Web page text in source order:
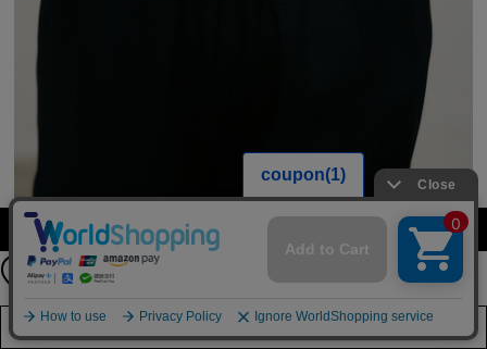
カラー・サイズを選択する
店舗在庫を見る
【期間限定】
新規会員登録キャンペーン開催！
8月31日（月）23：59まで
詳しくは
こちら